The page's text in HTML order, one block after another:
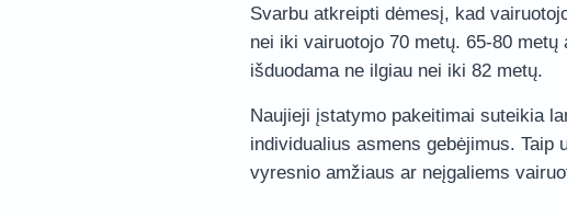
Svarbu atkreipti dėmesį, kad
nei iki vairuotojo 70 metų. 65-80
išduodama ne ilgiau nei iki 82 metų.
Naujieji įstatymo pakeitimai suteikia
individualius asmens gebėjimus. Taip
vyresnio amžiaus ar neįgaliems